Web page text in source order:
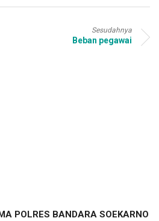
Sesudahnya
Beban pegawai
POLRES BANDARA SOEKARNO